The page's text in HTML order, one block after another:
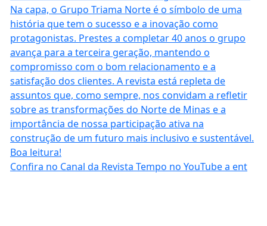
Confira no Canal da Revista Tempo no YouTube a ent